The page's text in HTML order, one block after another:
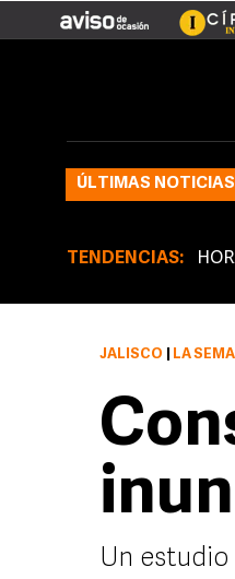
ÚLTIMAS NOTICIAS
TENDENCIAS:
JALISCO LA SEMANA
Un estudio